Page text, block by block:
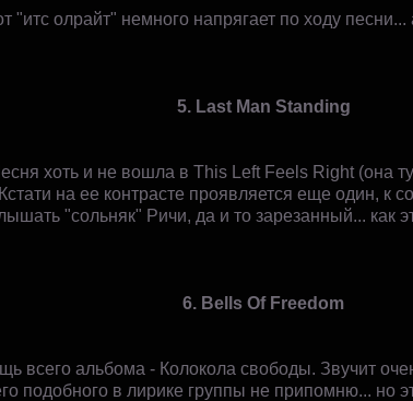
"итс олрайт" немного напрягает по ходу песни...
5. Last Man Standing
хоть и не вошла в This Left Feels Right (она
на ее контрасте проявляется еще один, к
"сольняк" Ричи, да и то зарезанный... как
6. Bells Of Freedom
всего альбома - Колокола свободы. Звучит
подобного в лирике группы не припомню... но